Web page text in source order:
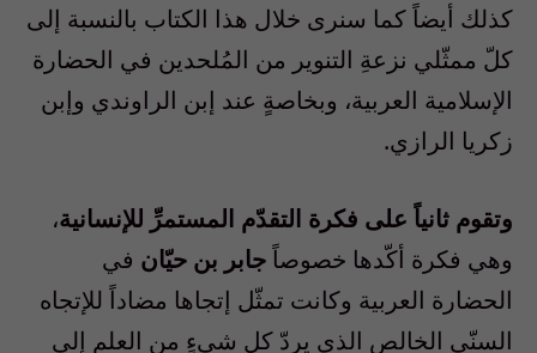
كذلك أيضاً كما سنرى خلال هذا الكتاب بالنسبة إلى
كلّ ممثّلي نزعةِ التنوير من المُلحدين في الحضارة
الإسلامية العربية، وبخاصةٍ عند إبن الراوندي وإبن
زكريا الرازي.
وتقوم ثانياً على فكرة التقدّم المستمرِّ للإنسانية،
وهي فكرة أكّدها خصوصاًجابر بن حيّان في
الحضارة العربية وكانت تمثّل إتجاها مضاداً للإتجاه
السنّي الخالص الذي يردّ كل شيءٍ من العلم إلى